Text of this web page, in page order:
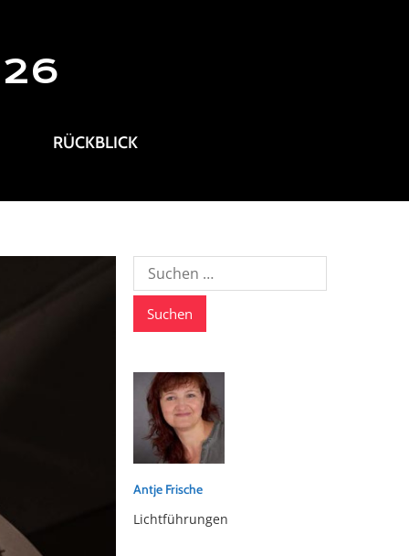
RÜCKBLICK
Suche
nach:
Antje Frische
Lichtführungen